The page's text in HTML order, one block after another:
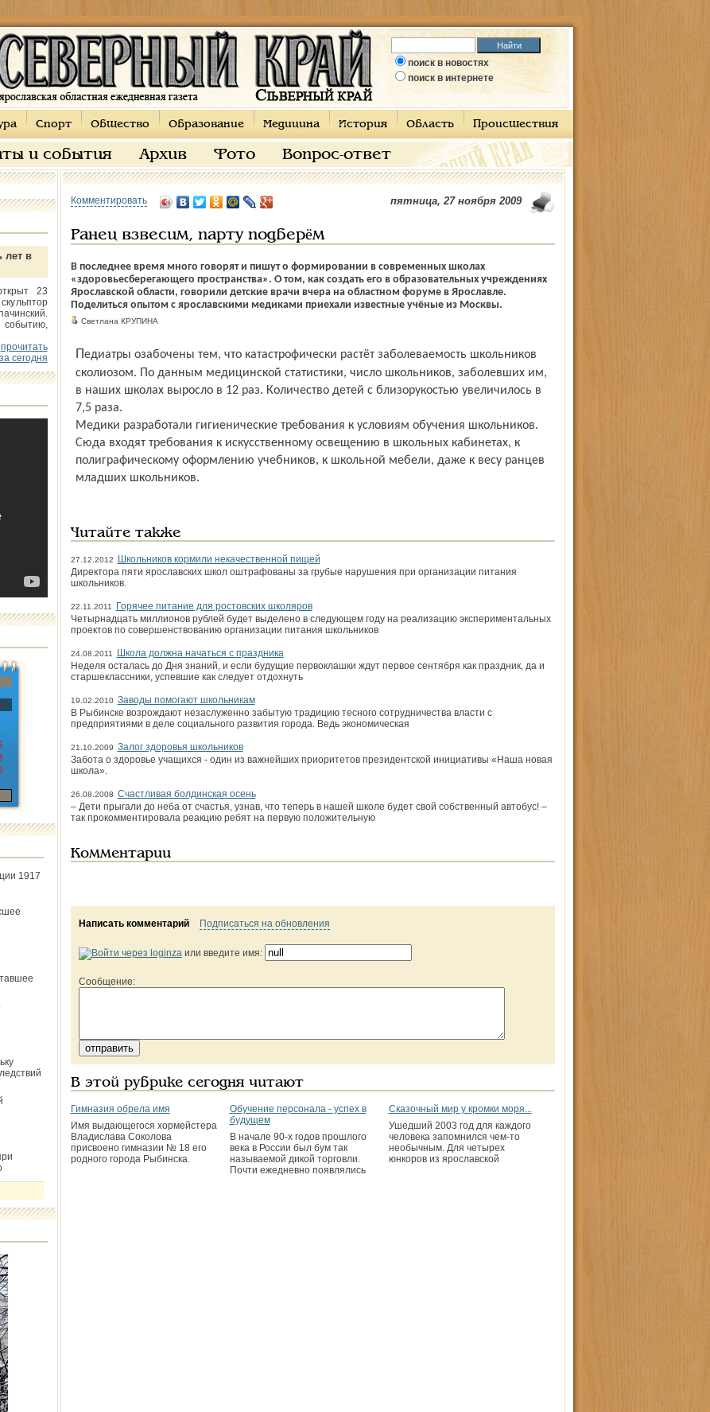
поиск в новостях
поиск в интернете
Спорт Общество Образование Медицина История Область Происшествия
и события Архив Фото Вопрос-ответ
лет в
23
прочитать
сегодня
1917
Комментировать пятница, 27 ноября 2009
Ранец взвесим, парту подберём
В последнее время много говорят и пишут о формировании в современных школах
«здоровьесберегающего пространства». О том, как создать его в образовательных учреждениях
Ярославской области, говорили детские врачи вчера на областном форуме в Ярославле.
Поделиться опытом с ярославскими медиками приехали известные учёные из Москвы.
Светлана КРУПИНА
Педиатры озабочены тем, что катастрофически растёт заболеваемость школьников
сколиозом. По данным медицинской статистики, число школьников, заболевших им,
в наших школах выросло в 12 раз. Количество детей с близорукостью увеличилось в
7,5 раза.
Медики разработали гигиенические требования к условиям обучения школьников.
Сюда входят требования к искусственному освещению в школьных кабинетах, к
полиграфическому оформлению учебников, к школьной мебели, даже к весу ранцев
младших школьников.
Читайте также
27.12.2012
Школьников кормили некачественной пищей
Директора пяти ярославских школ оштрафованы за грубые нарушения при организации питания
школьников.
22.11.2011
Горячее питание для ростовских школяров
Четырнадцать миллионов рублей будет выделено в следующем году на реализацию экспериментальных
проектов по совершенствованию организации питания школьников
24.08.2011
Школа должна начаться с праздника
Неделя осталась до Дня знаний, и если будущие первоклашки ждут первое сентября как празд­ник, да и
старшеклассники, успевшие как следует отдохнуть
19.02.2010 Заводы помогают школьникам
В Рыбинске возрождают незаслуженно забытую традицию тесного сотрудничества власти с
предприятиями в деле социального развития города. Ведь экономическая
21.10.2009 Залог здоровья школьников
Забота о здоровье учащихся - один из важнейших приоритетов президентской инициативы «Наша новая
школа».
26.08.2008 Счастливая болдинская осень
– Дети прыгали до неба от счастья, узнав, что теперь в нашей школе будет свой собственный автобус! –
так прокомментировала реакцию ребят на первую положительную
Комментарии
Написать комментарий Подписаться на обновления
или введите имя:
Сообщение:
В этой рубрике сегодня читают
Гимназия обрела имя
Имя выдающегося хормейстера
Владислава Соколова
присвоено гимназии № 18 его
родного города Рыбинска.
Обучение персонала - успех в
будущем
В начале 90-х годов прошлого
века в России был бум так
называемой дикой торговли.
Почти ежедневно появлялись
Сказочный мир у кромки моря...
Ушедший 2003 год для каждого
человека запомнился чем-то
необычным. Для четырех
юнкоров из ярославской